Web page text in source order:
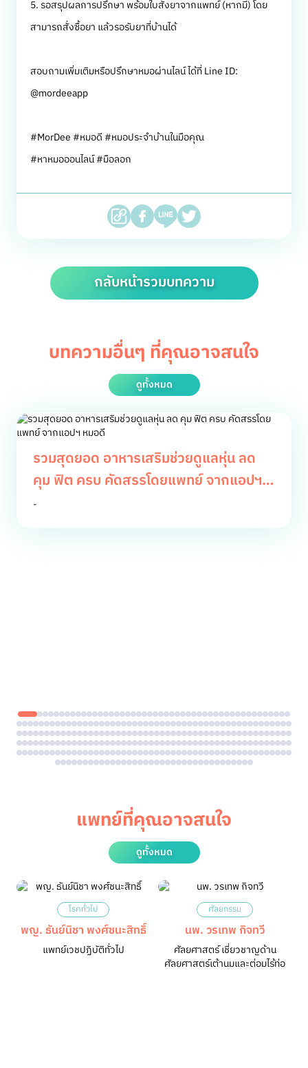
5. รอสรุปผลการปรึกษา พร้อมใบสั่งยาจากแพทย์ (หากมี) โดย
สามารถสั่งซื้อยา แล้วรอรับยาที่บ้านได้
สอบถามเพิ่มเติมหรือปรึกษาหมอผ่านไลน์ ได้ที่ Line ID:
@mordeeapp
#MorDee #หมอดี #หมอประจำบ้านในมือคุณ
#หาหมอออนไลน์ #มือลอก
กลับหน้ารวมบทความ
บทความอื่นๆ ที่คุณอาจสนใจ
ดูทั้งหมด
รวมสุดยอด อาหารเสริมช่วยดูแลหุ่น ลด
คุม ฟิต ครบ คัดสรรโดยแพทย์ จากแอปฯ
หมอดี
-
แพทย์ที่คุณอาจสนใจ
ดูทั้งหมด
โรคทั่วไป
พญ. ธันย์นิชา พงศ์ชนะสิทธิ์
แพทย์เวชปฏิบัติทั่วไป
ศัลยกรรม
นพ. วรเทพ กิจทวี
ศัลยศาสตร์ เชี่ยวชาญด้าน
ศัลยศาสตร์เต้านมและต่อมไร้ท่อ